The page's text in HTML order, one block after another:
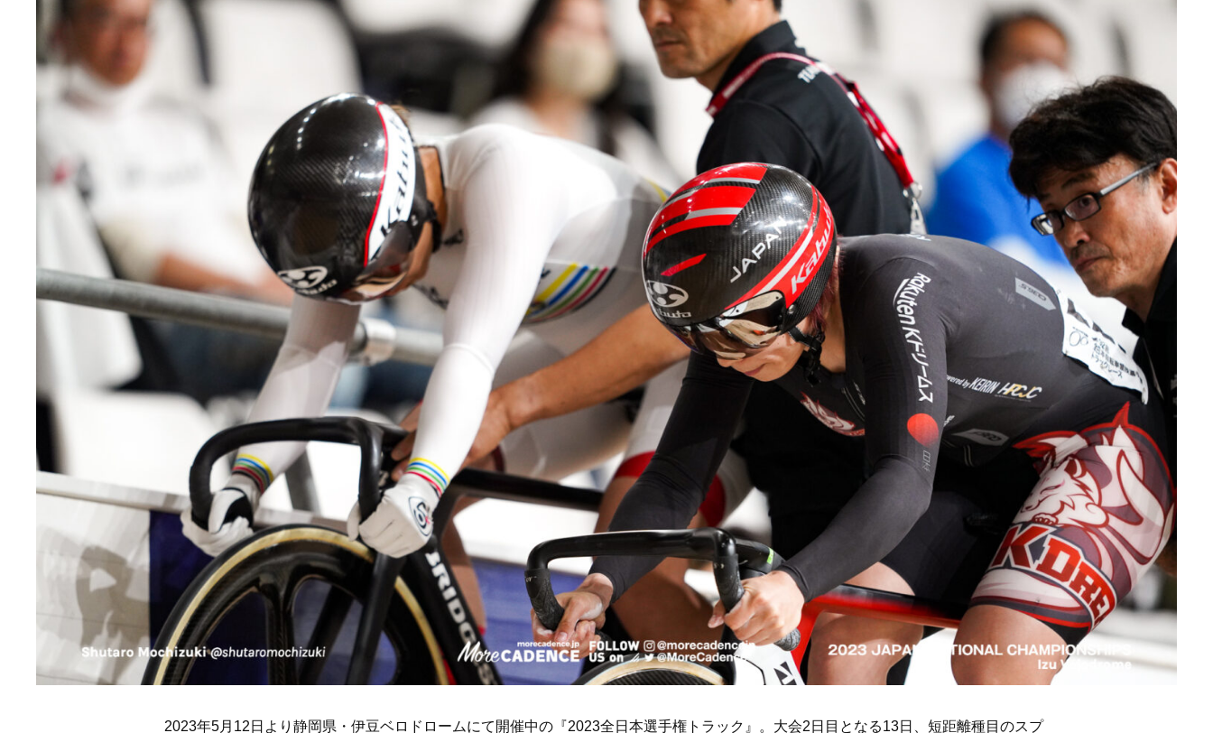
2023年5月12日より静岡県・伊豆ベロドロームにて開催中の『2023全日本選手権トラック』。大会2日目となる13日、短距離種目のスプ